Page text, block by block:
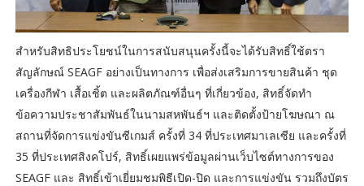
สำหรับสิทธิประโยชน์ในการสนับสนุนครั้งนี้จะได้รับสิทธิ์ใช้ตรา
สัญลักษณ์ SEAGF อย่างเป็นทางการ เพื่อส่งเสริมการขายสินค้า ชุด
เครื่องกีฬา เสื้อเชิ้ต และผลิตภัณฑ์อื่นๆ ที่เกี่ยวข้อง, สิทธิ์จัดทำ
ข้อความประชาสัมพันธ์ในนามสหพันธ์ฯ และติดตั้งป้ายโฆษณา ณ
สถานที่จัดการแข่งขันซีเกมส์ ครั้งที่ 34 ที่ประเทศมาเลเซีย และครั้งที่
35 ที่ประเทศสิงคโปร์, สิทธิ์เผยแพร่ข้อมูลผ่านเว็บไซต์ทางการของ
SEAGF และ สิทธิ์เข้าเยี่ยมชมพิธีเปิด-ปิด และการแข่งขัน รวมถึงบัตร